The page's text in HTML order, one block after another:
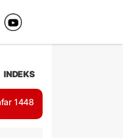
INDEKS
1448